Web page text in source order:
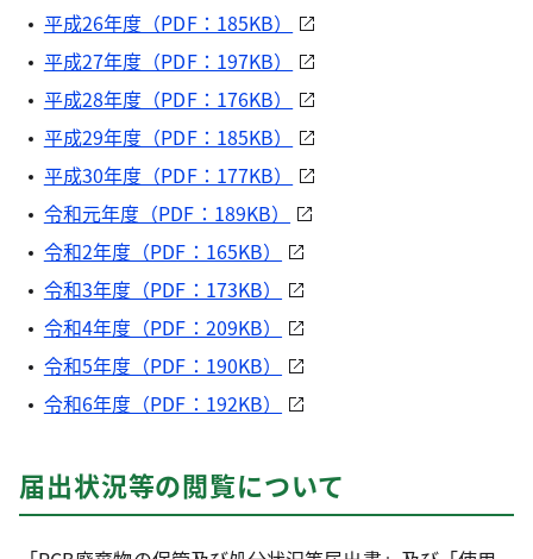
平成26年度（PDF：185KB）
平成27年度（PDF：197KB）
平成28年度（PDF：176KB）
平成29年度（PDF：185KB）
平成30年度（PDF：177KB）
令和元年度（PDF：189KB）
令和2年度（PDF：165KB）
令和3年度（PDF：173KB）
令和4年度（PDF：209KB）
令和5年度（PDF：190KB）
令和6年度（PDF：192KB）
届出状況等の閲覧について